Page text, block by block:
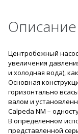
Описание
Центробежный насос
увеличения
и холодная вода),
Основная
горизонтально
валом и
Calpeda NM –
В определенном
представленной